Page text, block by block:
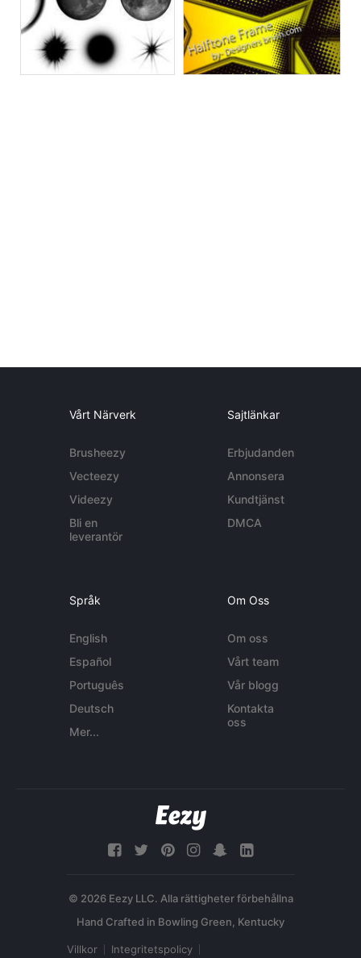
Vårt Närverk
Brusheezy
Vecteezy
Videezy
Bli en
leverantör
Sajtlänkar
Erbjudanden
Annonsera
Kundtjänst
DMCA
Språk
English
Español
Português
Deutsch
Mer...
Om Oss
Om oss
Vårt team
Vår blogg
Kontakta
oss
© 2026 Eezy LLC. Alla rättigheter förbehållna
Villkor Integritetspolicy